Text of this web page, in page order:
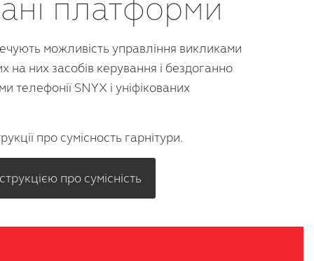
платформи
можливість управління викликами
них засобів керування і бездоганно
телефонії SNYX і уніфікованих
про сумісность гарнітури.
про сумісність